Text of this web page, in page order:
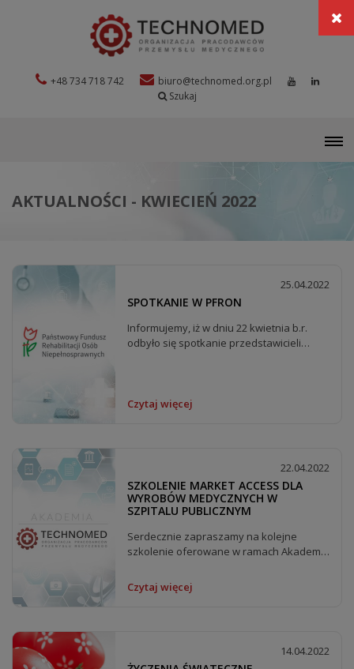
+48 734 718 742
biuro@technomed.org.pl
Szukaj
AKTUALNOŚCI - KWIECIEŃ 2022
25.04.2022
SPOTKANIE W PFRON
Informujemy, iż w dniu 22 kwietnia b.r.
odbyło się spotkanie przedstawicieli
Czytaj więcej
22.04.2022
SZKOLENIE MARKET ACCESS DLA
WYROBÓW MEDYCZNYCH W
SZPITALU PUBLICZNYM
Serdecznie zapraszamy na kolejne
szkolenie oferowane w ramach Akademii
Czytaj więcej
14.04.2022